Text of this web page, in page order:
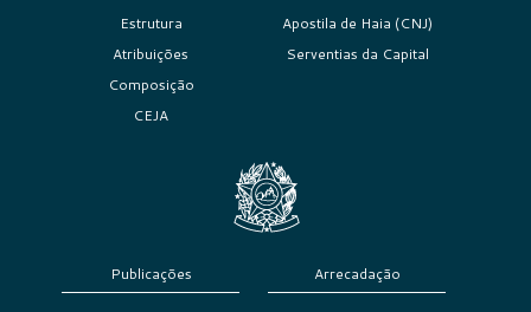
Estrutura
Atribuições
Composição
CEJA
Apostila de Haia (CNJ)
Serventias da Capital
Publicações Arrecadação